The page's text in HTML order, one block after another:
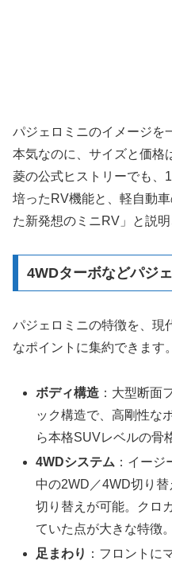
パジェロミニのイメージを
本気なのに、サイズと価格
菱の公式ヒストリーでも、
培ったRV機能と、軽自動
た新発想のミニRV」と説明
4WDターボなどパジ
パジェロミニの特徴を、現
なポイントに集約できます。
ボディ構造 ：大型断面
ック構造で、高剛性な
ら本格SUVレベルの骨
4WDシステム ：イー
中の2WD／4WD切り
切り替えが可能。クロ
ていた点が大きな特徴。
足まわり ：フロントに